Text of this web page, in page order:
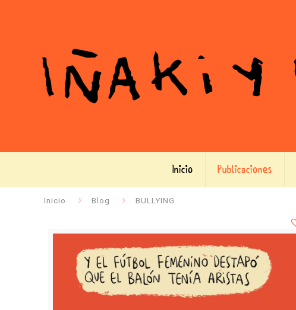
Inicio Publicaciones
Inicio Blog BULLYING